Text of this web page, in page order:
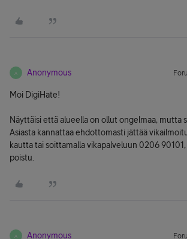
A Anonymous
Moi DigiHate!
Näyttäisi että alueella on ollut ongelmaa, mutta
Asiasta kannattaa ehdottomasti jättää
kautta tai soittamalla vikapalveluun 0206
poistu.
A Anonymous